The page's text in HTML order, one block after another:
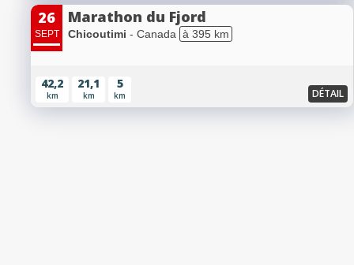
26
SEPT
Marathon du Fjord
Chicoutimi - Canada à 395 km
42,2
km
21,1
km
5
km DÉTAIL